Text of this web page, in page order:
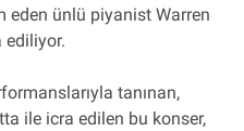
eden ünlü piyanist Warren
ediliyor.
tanınan,
ile icra edilen bu konser,